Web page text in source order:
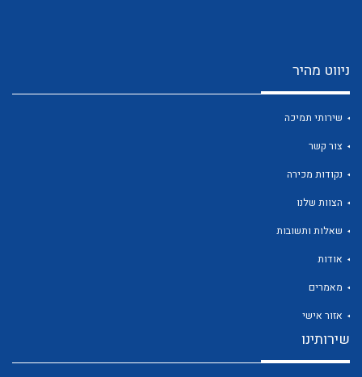
ניווט מהיר
שירותי תמיכה
צור קשר
נקודות מכירה
הצוות שלנו
שאלות ותשובות
אודות
מאמרים
אזור אישי
שירותינו